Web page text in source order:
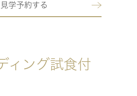
見学予約する
ィング試食付